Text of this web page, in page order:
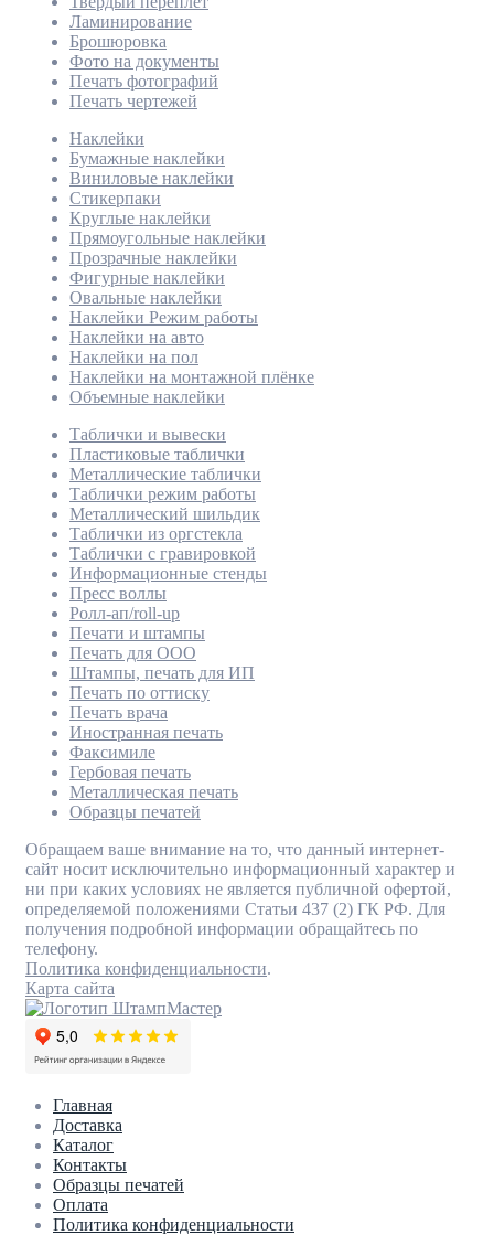
Ламинирование
Брошюровка
Фото на документы
Печать фотографий
Печать чертежей
Наклейки
Бумажные наклейки
Виниловые наклейки
Стикерпаки
Круглые наклейки
Прямоугольные наклейки
Прозрачные наклейки
Фигурные наклейки
Овальные наклейки
Наклейки Режим работы
Наклейки на авто
Наклейки на пол
Наклейки на монтажной плёнке
Объемные наклейки
Таблички и вывески
Пластиковые таблички
Металлические таблички
Таблички режим работы
Металлический шильдик
Таблички из оргстекла
Таблички с гравировкой
Информационные стенды
Пресс воллы
Ролл-ап/roll-up
Печати и штампы
Печать для ООО
Штампы, печать для ИП
Печать по оттиску
Печать врача
Иностранная печать
Факсимиле
Гербовая печать
Металлическая печать
Образцы печатей
Обращаем ваше внимание на то, что данный интернет-
сайт носит исключительно информационный характер и
ни при каких условиях не является публичной офертой,
определяемой положениями Статьи 437 (2) ГК РФ. Для
получения подробной информации обращайтесь по
телефону.
Политика конфиденциальности.
Карта сайта
Главная
Доставка
Каталог
Контакты
Образцы печатей
Оплата
Политика конфиденциальности